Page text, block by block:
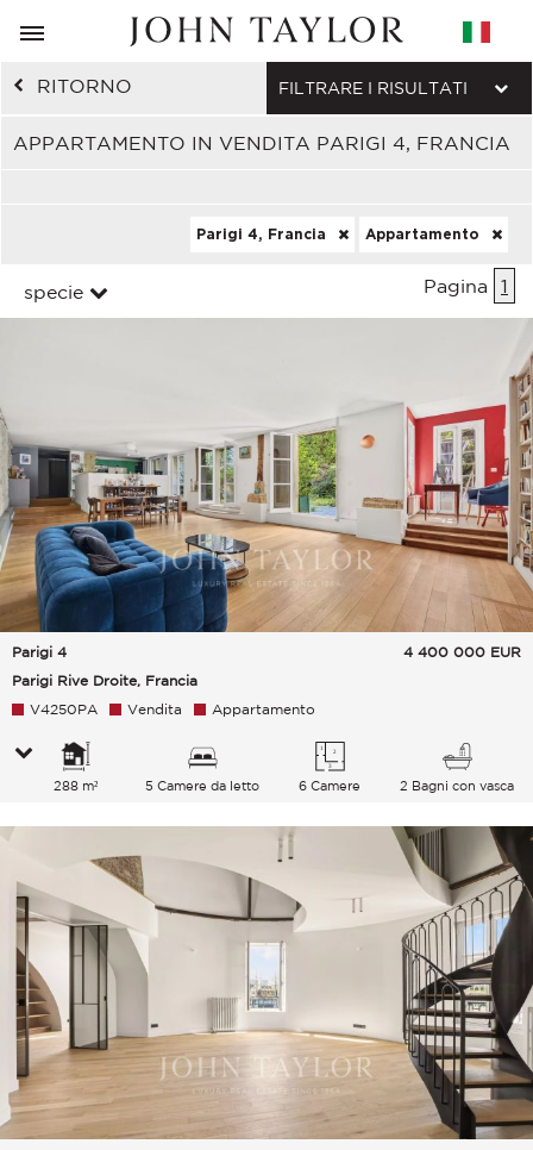
RITORNO
APPARTAMENTO IN VENDITA PARIGI 4, FRANCIA
FILTRARE I RISULTATI
Parigi 4, Francia Appartamento
specie Pagina 1
Parigi 4
Parigi Rive Droite, Francia
4 400 000 EUR
V4250PA Vendita Appartamento
288 m² 5 Camere da letto 6 Camere 2 Bagni con vasca